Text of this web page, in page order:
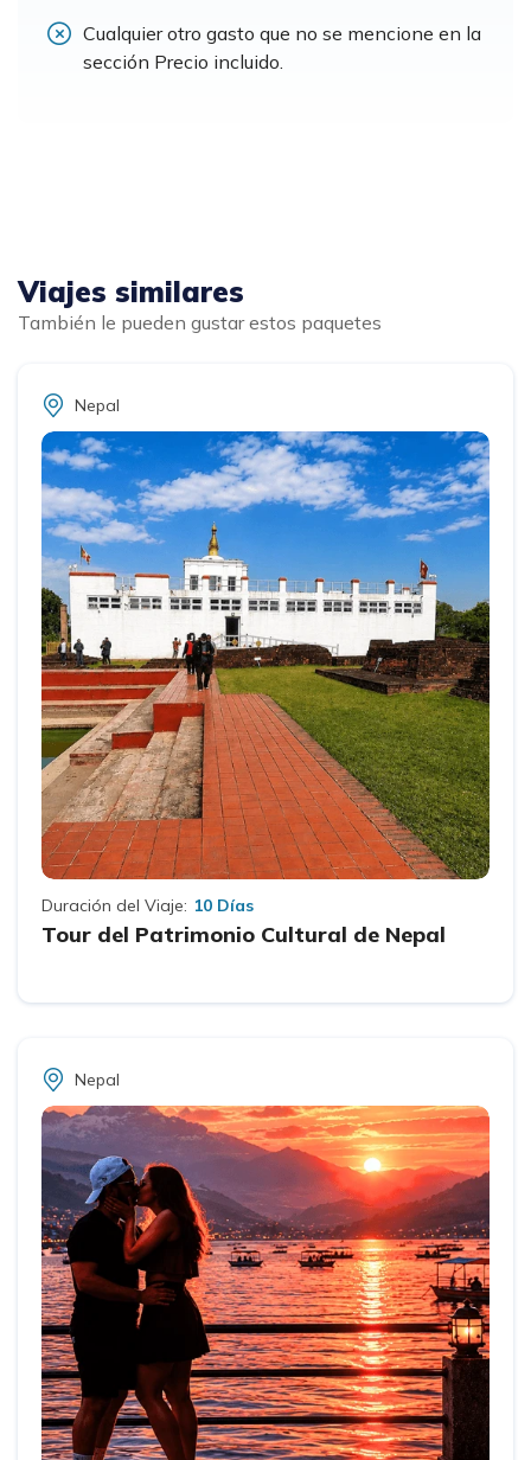
Cualquier otro gasto que no se mencione en la
sección Precio incluido.
Viajes similares
También le pueden gustar estos paquetes
Nepal
Duración del Viaje: 10 Días
Tour del Patrimonio Cultural de Nepal
Nepal